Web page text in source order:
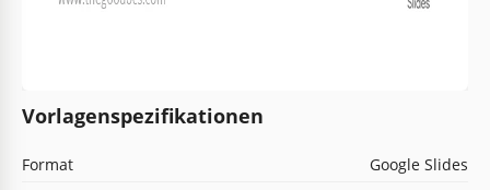
Vorlagenspezifikationen
Format
Google Slides